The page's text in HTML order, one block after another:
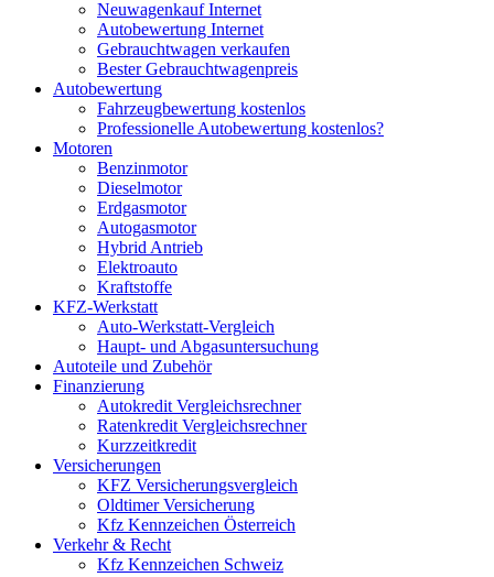
Neuwagenkauf Internet
Autobewertung Internet
Gebrauchtwagen verkaufen
Bester Gebrauchtwagenpreis
Autobewertung
Fahrzeugbewertung kostenlos
Professionelle Autobewertung kostenlos?
Motoren
Benzinmotor
Dieselmotor
Erdgasmotor
Autogasmotor
Hybrid Antrieb
Elektroauto
Kraftstoffe
KFZ-Werkstatt
Auto-Werkstatt-Vergleich
Haupt- und Abgasuntersuchung
Autoteile und Zubehör
Finanzierung
Autokredit Vergleichsrechner
Ratenkredit Vergleichsrechner
Kurzzeitkredit
Versicherungen
KFZ Versicherungsvergleich
Oldtimer Versicherung
Kfz Kennzeichen Österreich
Verkehr & Recht
Kfz Kennzeichen Schweiz